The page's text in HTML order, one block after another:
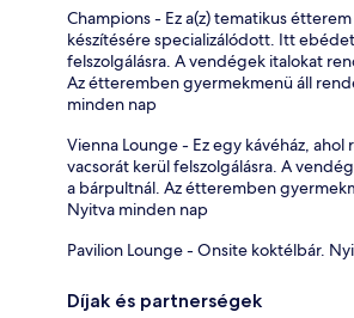
Champions - Ez a(z) tematikus
készítésére specializálódott. Itt
felszolgálásra. A vendégek italokat
Az étteremben gyermekmenü áll
minden nap
Vienna Lounge - Ez egy kávéház,
vacsorát kerül felszolgálásra. A
a bárpultnál. Az étteremben
Nyitva minden nap
Pavilion Lounge - Onsite koktélbár.
Díjak és partnerségek